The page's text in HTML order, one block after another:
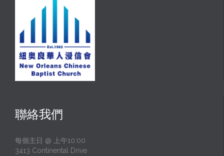
聯絡我們
每個主日 @ 上午10:00
3413 Continental Drive